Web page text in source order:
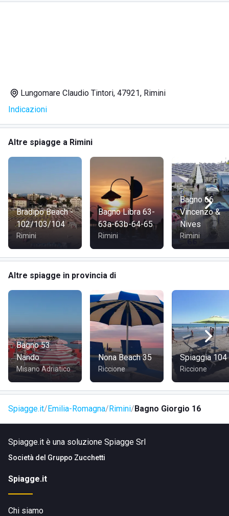
Lungomare Claudio Tintori, 47921, Rimini
Indicazioni
Altre spiagge a Rimini
Bradipo Beach -
102/103/104
Rimini
Bagno Libra 63-
63a-63b-64-65
Rimini
Bagno 66
Vincenzo &
Nives
Rimini
Altre spiagge in provincia di
Bagno 53
Nando
Misano Adriatico
Nona Beach 35
Riccione
Spiaggia 104
Riccione
Spiagge.it Emilia-Romagna Rimini Bagno Giorgio 16
Spiagge.it è una soluzione Spiagge Srl
Società del Gruppo Zucchetti
Spiagge.it
Chi siamo